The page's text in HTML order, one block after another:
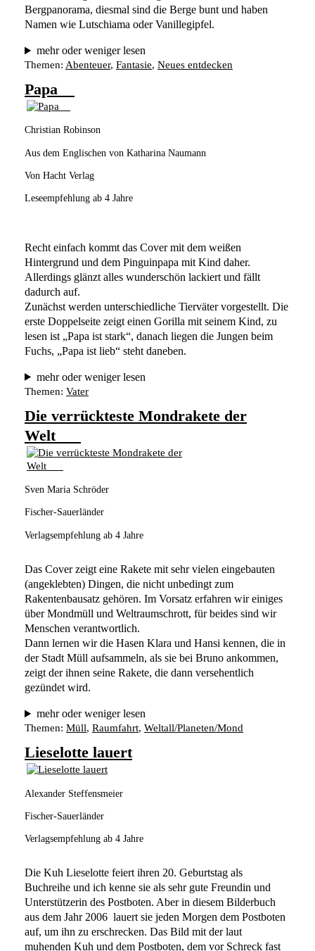
Bergpanorama, diesmal sind die Berge bunt und haben
Namen wie Lutschiama oder Vanillegipfel.
mehr oder weniger lesen
Themen: Abenteuer, Fantasie, Neues entdecken
Papa
Christian Robinson
Aus dem Englischen von Katharina Naumann
Von Hacht Verlag
Leseempfehlung ab 4 Jahre
Recht einfach kommt das Cover mit dem weißen
Hintergrund und dem Pinguinpapa mit Kind daher.
Allerdings glänzt alles wunderschön lackiert und fällt
dadurch auf.
Zunächst werden unterschiedliche Tierväter vorgestellt. Die
erste Doppelseite zeigt einen Gorilla mit seinem Kind, zu
lesen ist „Papa ist stark“, danach liegen die Jungen beim
Fuchs, „Papa ist lieb“ steht daneben.
mehr oder weniger lesen
Themen: Vater
Die verrückteste Mondrakete der
Welt
Sven Maria Schröder
Fischer-Sauerländer
Verlagsempfehlung ab 4 Jahre
Das Cover zeigt eine Rakete mit sehr vielen eingebauten
(angeklebten) Dingen, die nicht unbedingt zum
Rakentenbausatz gehören. Im Vorsatz erfahren wir einiges
über Mondmüll und Weltraumschrott, für beides sind wir
Menschen verantwortlich.
Dann lernen wir die Hasen Klara und Hansi kennen, die in
der Stadt Müll aufsammeln, als sie bei Bruno ankommen,
zeigt der ihnen seine Rakete, die dann versehentlich
gezündet wird.
mehr oder weniger lesen
Themen: Müll, Raumfahrt, Weltall/Planeten/Mond
Lieselotte lauert
Alexander Steffensmeier
Fischer-Sauerländer
Verlagsempfehlung ab 4 Jahre
Die Kuh Lieselotte feiert ihren 20. Geburtstag als
Buchreihe und ich kenne sie als sehr gute Freundin und
Unterstützerin des Postboten. Aber in diesem Bilderbuch
aus dem Jahr 2006  lauert sie jeden Morgen dem Postboten
auf, um ihn zu erschrecken. Das Bild mit der laut
muhenden Kuh und dem Postboten, dem vor Schreck fast